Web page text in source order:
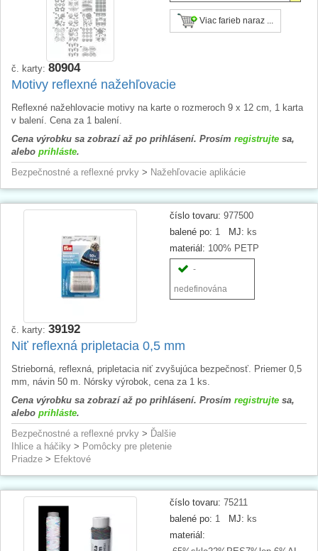
Viac farieb naraz ...
č. karty: 80904
Motivy reflexné nažehľovacie
Reflexné nažehlovacie motivy na karte o rozmeroch 9 x 12 cm, 1 karta
v balení. Cena za 1 balení.
Cena výrobku sa zobrazí až po prihlásení. Prosím registrujte sa,
alebo prihláste.
Bezpečnostné a reflexné prvky > Nažehľovacie aplikácie
číslo tovaru: 977500
balené po: 1 MJ: ks
materiál: 100% PETP
-
nedefinována
č. karty: 39192
Niť reflexná pripletacia 0,5 mm
Strieborná, reflexná, pripletacia niť zvyšujúca bezpečnosť. Priemer 0,5
mm, návin 50 m. Nórsky výrobok, cena za 1 ks.
Cena výrobku sa zobrazí až po prihlásení. Prosím registrujte sa,
alebo prihláste.
Bezpečnostné a reflexné prvky > Ďalšie
Ihlice a háčiky > Pomôcky pre pletenie
Priadze > Efektové
číslo tovaru: 75211
balené po: 1 MJ: ks
materiál: